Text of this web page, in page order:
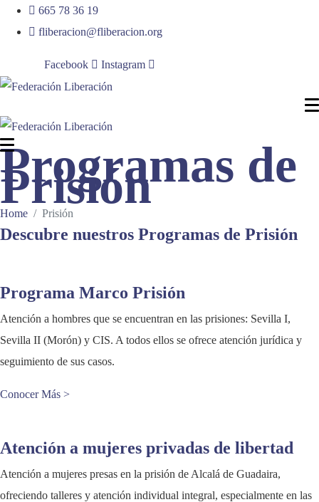
665 78 36 19
fliberacion@fliberacion.org
Facebook Instagram
Programas de
Prisión
Home Prisión
Descubre nuestros Programas de Prisión
Programa Marco Prisión
Atención a hombres que se encuentran en las prisiones: Sevilla I,
Sevilla II (Morón) y CIS. A todos ellos se ofrece atención jurídica y
seguimiento de sus casos.
Conocer Más >
Atención a mujeres privadas de libertad
Atención a mujeres presas en la prisión de Alcalá de Guadaira,
ofreciendo talleres y atención individual integral, especialmente en las